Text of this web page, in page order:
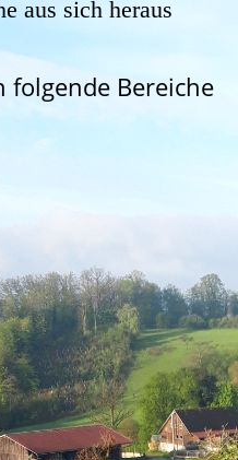
aus sich heraus
folgende Bereiche